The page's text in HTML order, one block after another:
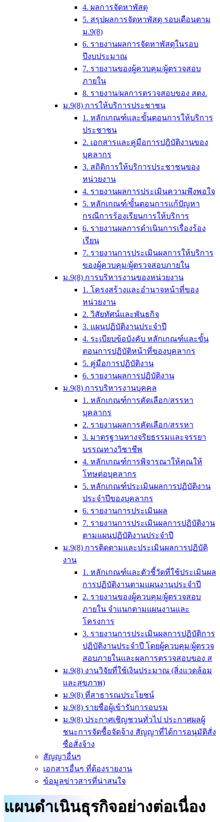
4. ผลการจัดหาพัสดุ
5. สรุปผลการจัดหาพัสดุ รอบเดือนตาม
ม.9(8)
6. รายงานผลการจัดหาพัสดุในรอบ
ปีงบประมาณ
7. รายงานของผู้ควบคุม/ผู้ตรวจสอบ
ภายใน
8. รายงาน/ผลการตรวจสอบของ สตง.
ม.9(8) การให้บริการประชาชน
1. หลักเกณฑ์และขั้นตอนการให้บริการ
ประชาชน
2. เอกสารและคู่มือการปฎิบัติงานของ
บุคลากร
3. สถิติการให้บริการประชาชนของ
หน่วยงาน
4. รายงานผลการประเมินความพึงพอใจ
5. หลักเกณฑ์/ขั้นตอนการแก้ปัญหา
กรณีการร้องเรียนการให้บริการ
6. รายงานผลการดำเนินการเรื่องร้อง
เรียน
7. รายงานการประเมินผลการให้บริการ
ของผู้ควบคุม/ผู้ตรวจสอบภายใน
ม.9(8) การบริหารงานของหน่วยงาน
1. โครงสร้างและอำนาจหน้าที่ของ
หน่วยงาน
2. วิสัยทัศน์และพันธกิจ
3. แผนปฏิบัติงานประจำปี
4. ระเบียบข้อบังคับ หลักเกณฑ์และขั้น
ตอนการปฏิบัติหน้าที่ของบุคลากร
5. คู่มือการปฏิบัติงาน
6. รายงานผลการปฏิบัติงาน
ม.9(8) การบริหารงานบุคคล
1. หลักเกณฑ์การคัดเลือก/สรรหา
บุคลากร
2. รายงานผลการคัดเลือก/สรรหา
3. มาตรฐานทางจริยธรรมและจรรยา
บรรณทางวิชาชีพ
4. หลักเกณฑ์การพิจารณาให้คุณให้
โทษต่อบุคลากร
5. หลักเกณฑ์ประเมินผลการปฏิบัติงาน
ประจำปีของบุคลากร
6. รายงานการประเมินผล
7. รายงานการประเมินผลการปฏิบัติงาน
ตามแผนปฏิบัติงานประจำปี
ม.9(8) การติดตามและประเมินผลการปฏิบัติ
งาน
1. หลักเกณฑ์และตัวชี้วัดที่ใช้ประเมินผล
การปฏิบัติงานตามแผนงานประจำปี
2. รายงานของผู้ควบคุม/ผู้ตรวจสอบ
ภายใน จำแนกตามแผนงานและ
โครงการ
3. รายงานการประเมินผลการปฏิบัติการ
ปฏิบัติงานประจำปี โดยผู้ควบคุม/ผู้ตรวจ
สอบภายในและผลการตรวจสอบของ ส
ม.9(8) งานวิจัยที่ใช้เงินประมาณ (สิ่งแวดล้อม
และสุขภาพ)
ม.9(8) ที่สาธารณประโยชน์
ม.9(8) รายชื่อผู้เข้ารับการอบรม
ม.9(8) ประกาศเชิญชวนทั่วไป ประกาศผลผู้
ชนะการจัดซื้อจัดจ้าง สัญญาที่ได้การอนุมัติสั่ง
ซื่อสั่งจ้าง
สัญญาอื่นๆ
เอกสารอื่นๆ ที่ต้องรายงาน
ข้อมูลข่าวสารที่น่าสนใจ
แผนดำเนินธุรกิจอย่างต่อเนื่อง